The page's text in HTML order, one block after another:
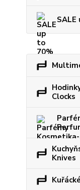
SALE
Clocks
Knives